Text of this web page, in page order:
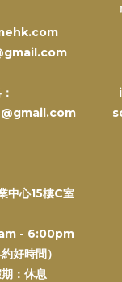
中心15樓C室
- 6:00pm
好時間）
：休息